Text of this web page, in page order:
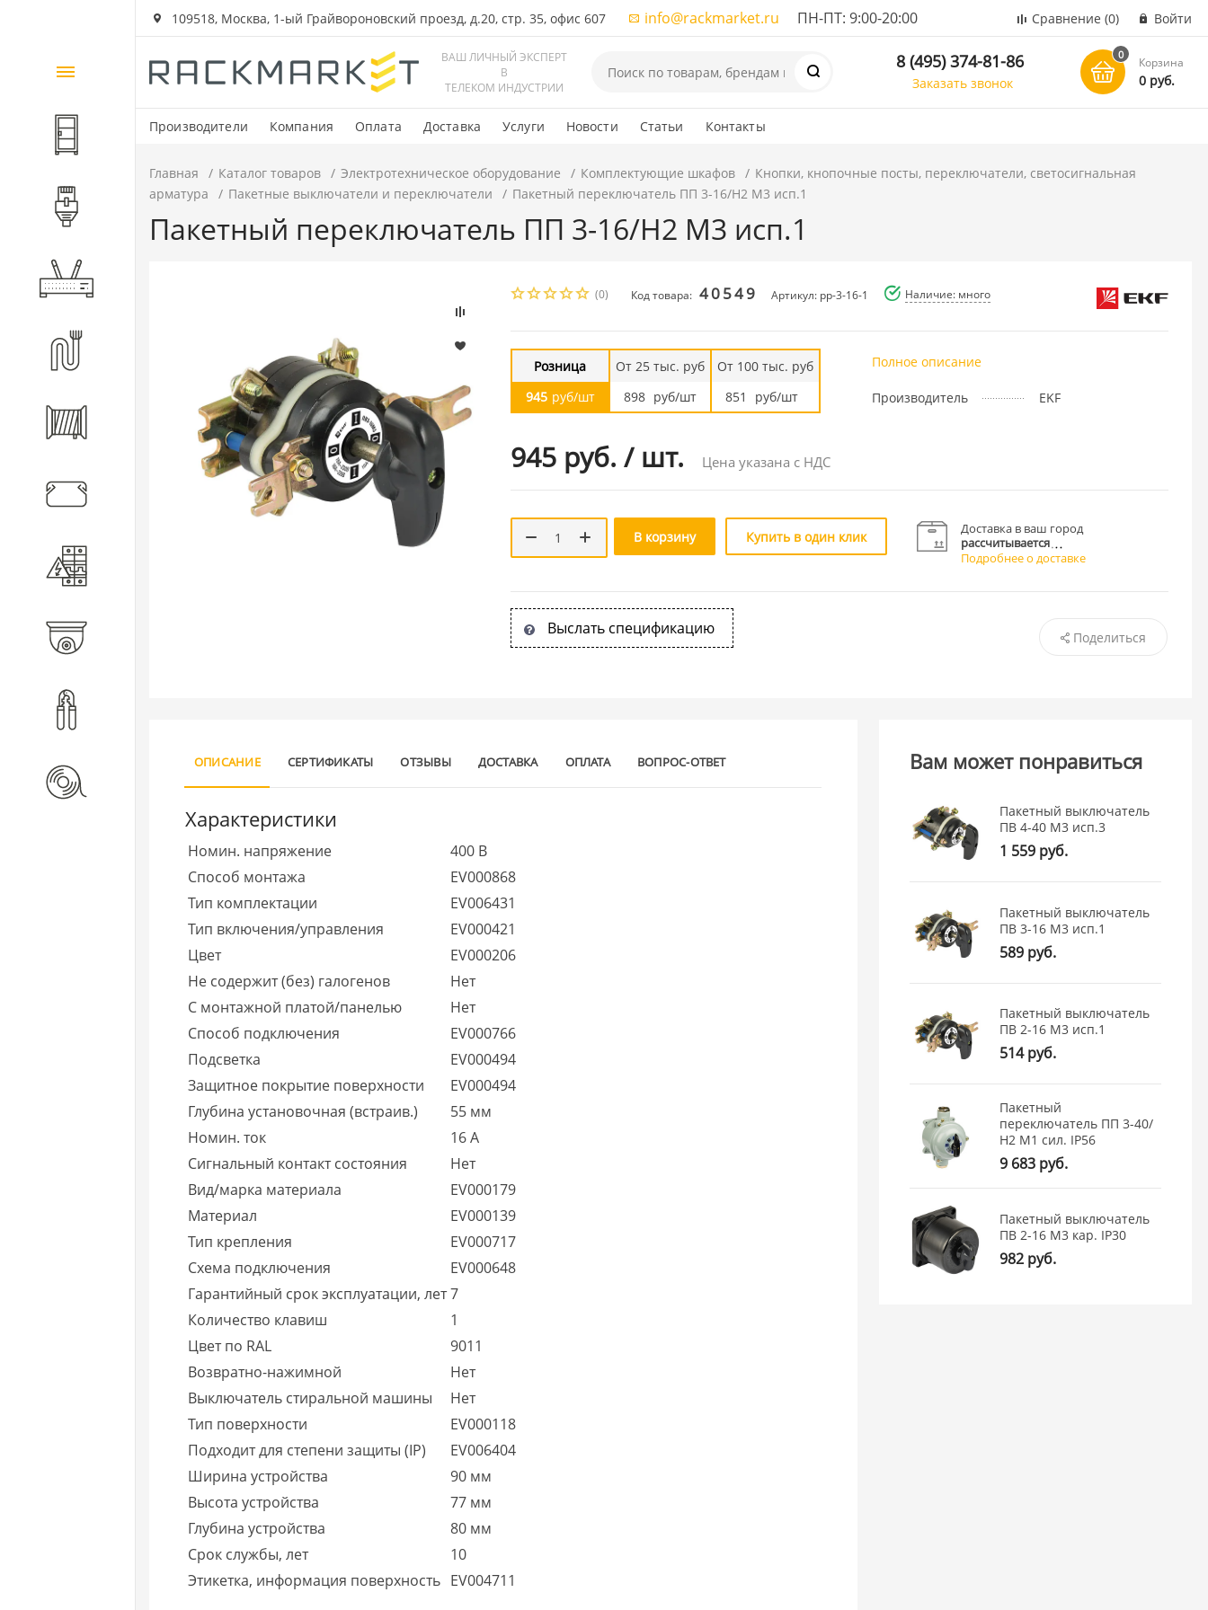
109518, Москва, 1-ый Грайвороновский проезд, д.20, стр. 35, офис 607 info@rackmarket.ru ПН-ПТ: 9:00-20:00 Сравнение (0) Войти
ВАШ ЛИЧНЫЙ ЭКСПЕРТ
В
ТЕЛЕКОМ ИНДУСТРИИ
8 (495) 374-81-86
Заказать звонок
0
Корзина
0 руб.
Производители Компания Оплата Доставка Услуги Новости Статьи Контакты
Каталог
товаров
Шкафы и стойки
Компоненты СКС
Кабеленесущие системы
Главная Каталог товаров Электротехническое оборудование Комплектующие шкафов
Кнопки, кнопочные посты, переключатели, светосигнальная
арматура
Пакетные выключатели и переключатели Пакетный переключатель ПП 3-16/Н2 М3 исп.1
Пакетный переключатель ПП 3-16/Н2 М3 исп.1
(0) Код товара: 40549 Артикул: pp-3-16-1 Наличие: много
Розница
945 руб/шт
От 25 тыс. руб
898 руб/шт
От 100 тыс. руб
851
руб/шт
945 руб. / шт. Цена указана с НДС
Полное описание
Производитель EKF
В корзину Купить в один клик
Доставка в ваш город
рассчитывается
Подробнее о доставке
Выслать спецификацию Поделиться
ОПИСАНИЕ СЕРТИФИКАТЫ ОТЗЫВЫ ДОСТАВКА ОПЛАТА ВОПРОС-ОТВЕТ
Характеристики
Номин. напряжение
400 В
Способ монтажа
EV000868
Тип комплектации
EV006431
Тип включения/управления
EV000421
Цвет
EV000206
Не содержит (без) галогенов
Нет
С монтажной платой/панелью
Нет
Способ подключения
EV000766
Подсветка
EV000494
Защитное покрытие поверхности
EV000494
Глубина установочная (встраив.)
55 мм
Номин. ток
16 А
Сигнальный контакт состояния
Нет
Вид/марка материала
EV000179
Материал
EV000139
Тип крепления
EV000717
Схема подключения
EV000648
Гарантийный срок эксплуатации, лет7
Количество клавиш
1
Цвет по RAL
9011
Возвратно-нажимной
Нет
Выключатель стиральной машины
Нет
Тип поверхности
EV000118
Подходит для степени защиты (IP)
EV006404
Ширина устройства
90 мм
Высота устройства
77 мм
Глубина устройства
80 мм
Срок службы, лет
10
Этикетка, информация поверхность EV004711
Вам может понравиться
Пакетный выключатель
ПВ 4-40 М3 исп.3
1 559 руб.
Пакетный выключатель
ПВ 3-16 М3 исп.1
589 руб.
Пакетный выключатель
ПВ 2-16 М3 исп.1
514 руб.
Пакетный
переключатель ПП 3-40/
Н2 М1 сил. IP56
9 683 руб.
Пакетный выключатель
ПВ 2-16 М3 кар. IP30
982 руб.